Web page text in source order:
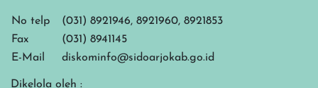
No telp
(031) 8921946, 8921960, 8921853
Fax
(031) 8941145
E-Mail
diskominfo@sidoarjokab.go.id
Dikelola oleh :